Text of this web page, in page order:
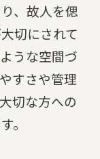
、故人を偲
切にされて
うな空間づ
すさや管理
切な方への
。